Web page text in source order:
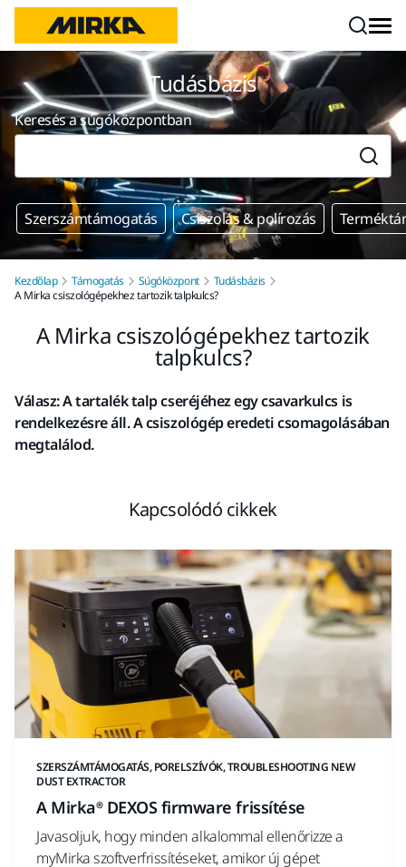
Tudásbázis
Keresés a súgóközpontban
Szerszámtámogatás Csiszolás & polírozás
Kezdőlap Támogatás Súgóközpont
Tudásbázis
A Mirka csiszológépekhez tartozik talpkulcs?
A Mirka csiszológépekhez tartozik
talpkulcs?
Válasz: A tartalék talp cseréjéhez egy csavarkulcs is
rendelkezésre áll. A csiszológép eredeti csomagolásában
megtalálod.
Kapcsolódó cikkek
SZERSZÁMTÁMOGATÁS, PORELSZÍVÓK, TROUBLESHOOTING NEW
DUST EXTRACTOR
A Mirka® DEXOS firmware frissítése
Javasoljuk, hogy minden alkalommal ellenőrizze a
myMirka szoftverfrissítéseket, amikor új gépet